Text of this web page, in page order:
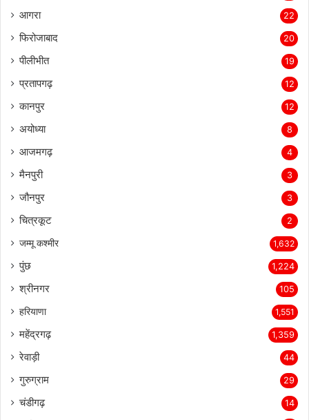
आगरा 22
फिरोजाबाद 20
पीलीभीत 19
प्रतापगढ़ 12
कानपुर 12
अयोध्या 8
आजमगढ़ 4
मैनपुरी 3
जौनपुर 3
चित्रकूट 2
जम्मू कश्मीर 1,632
पुंछ 1,224
श्रीनगर 105
हरियाणा 1,551
महेंद्रगढ़ 1,359
रेवाड़ी 44
गुरुग्राम 29
चंडीगढ़ 14